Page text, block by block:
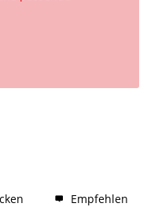
Empfehlen